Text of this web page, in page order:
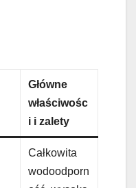
Główne
właściwośc
i i zalety
Całkowita
wodoodporn